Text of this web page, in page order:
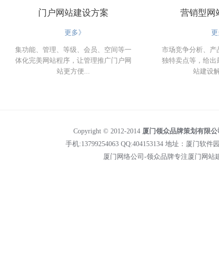
门户网站建设方案
更多》
集功能、管理、等级、会员、空间等一
体化完美网站程序，让管理推广门户网
站更方便...
营销型网
市场竞争分析、产
独特卖点等，给出
站建设
Copyright © 2012-2014 厦门领众品牌策划有限公
手机:13799254063 QQ:404153134 地址：厦门软件
厦门网络公司-领众品牌专注厦门网站